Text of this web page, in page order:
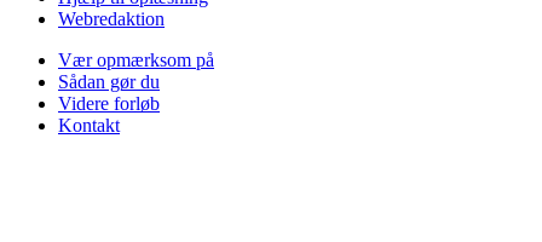
Webredaktion
Vær opmærksom på
Sådan gør du
Videre forløb
Kontakt